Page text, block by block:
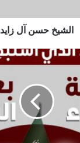
الشيخ حسن آل زايد